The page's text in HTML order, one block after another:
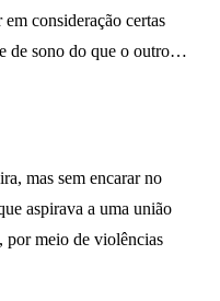
consideração certas
de sono do que o outro…
mas sem encarar no
aspirava a uma união
por meio de violências